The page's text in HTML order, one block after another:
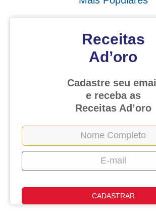
Receitas
Ad’oro
Cadastre seu email
e receba as
Receitas Ad’oro